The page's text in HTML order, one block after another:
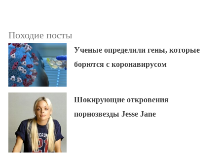
Походие посты
Ученые определили гены, которые
борются с коронавирусом
Шокирующие откровения
порнозвезды Jesse Jane